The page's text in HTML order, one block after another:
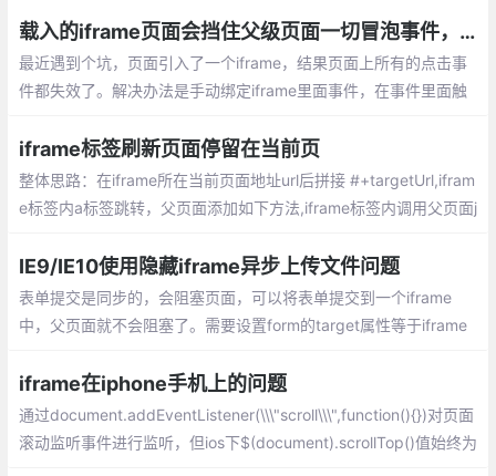
载入的iframe页面会挡住父级页面一切冒泡事件，怎么破?
最近遇到个坑，页面引入了一个iframe，结果页面上所有的点击事
件都失效了。解决办法是手动绑定iframe里面事件，在事件里面触
iframe标签刷新页面停留在当前页
整体思路：在iframe所在当前页面地址url后拼接 #+targetUrl,ifram
e标签内a标签跳转，父页面添加如下方法,iframe标签内调用父页面j
IE9/IE10使用隐藏iframe异步上传文件问题
表单提交是同步的，会阻塞页面，可以将表单提交到一个iframe
中，父页面就不会阻塞了。需要设置form的target属性等于iframe
script脚本作为http响应流，执行javascript。
iframe在iphone手机上的问题
通过document.addEventListener(\\\"scroll\\\",function(){})对页面
滚动监听事件进行监听，但ios下$(document).scrollTop()值始终为